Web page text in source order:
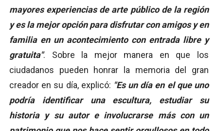
mayores experiencias de arte público de la región
y es la mejor opción para disfrutar con amigos y en
familia en un acontecimiento con entrada libre y
gratuita". Sobre la mejor manera en que los
ciudadanos pueden honrar la memoria del gran
creador en su día, explicó: "Es un día en el que uno
podría identificar una escultura, estudiar su
historia y su autor e involucrarse más con un